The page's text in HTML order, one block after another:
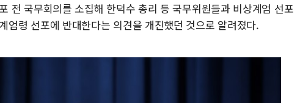
전 국무회의를 소집해 한덕수 총리 등 국무위원들과 비상계엄 선포
엄령 선포에 반대한다는 의견을 개진했던 것으로 알려졌다.